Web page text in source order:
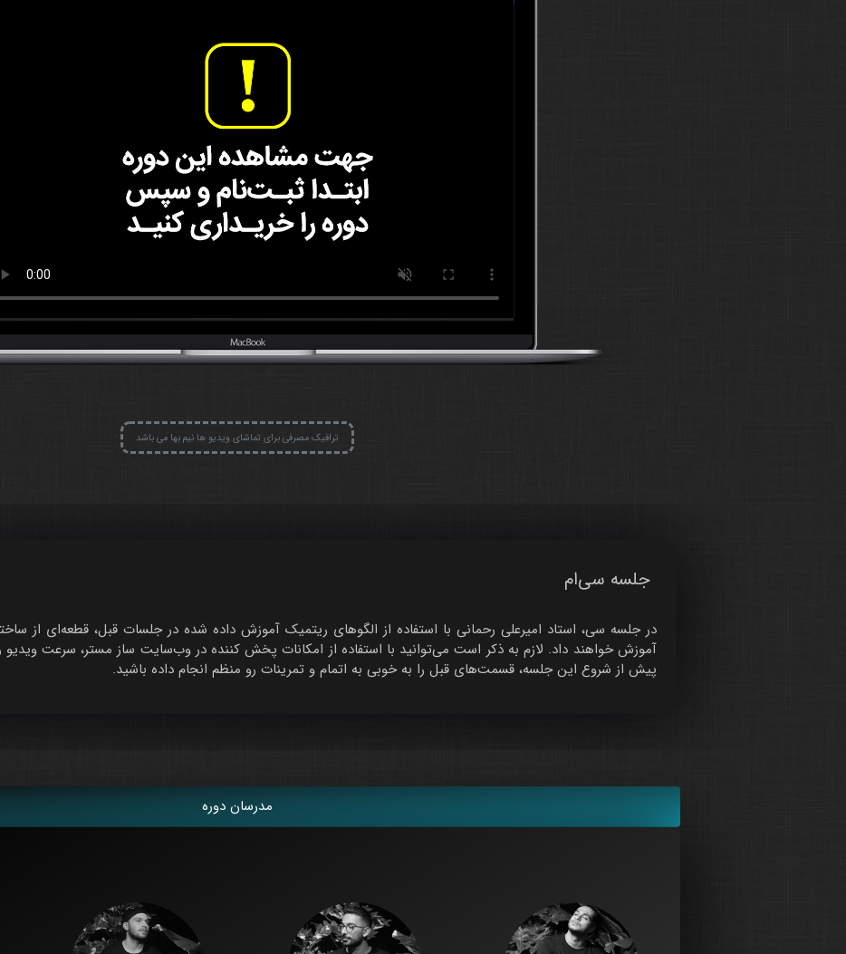
ترافیک مصرفی برای تماشای ویدیو ها نیم بها می باشد
جلسه سی‌ام
در جلسه سی، استاد امیرعلی رحمانی با استفاده از الگوهای ریتمیک آموزش داده شده در جلسات قبل، قطعه‌ای از
آموزش خواهند داد. لازم به ذکر است می‌توانید با استفاده از امکانات پخش کننده در وب‌سایت ساز مستر، سرعت ویدیو
پیش از شروع این جلسه، قسمت‌های قبل را به خوبی به اتمام و تمرینات رو منظم انجام داده باشید.
مدرسان دوره